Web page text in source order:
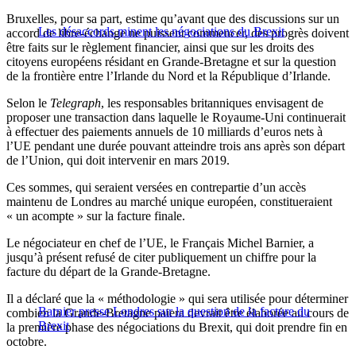
Les désaccords minent les négociations du Brexit
Bruxelles, pour sa part, estime qu’avant que des discussions sur un
accord de libre-échange ne puissent commencer, des progrès doivent
être faits sur le règlement financier, ainsi que sur les droits des
citoyens européens résidant en Grande-Bretagne et sur la question
de la frontière entre l’Irlande du Nord et la République d’Irlande.
Selon le Telegraph, les responsables britanniques envisagent de
proposer une transaction dans laquelle le Royaume-Uni continuerait
à effectuer des paiements annuels de 10 milliards d’euros nets à
l’UE pendant une durée pouvant atteindre trois ans après son départ
de l’Union, qui doit intervenir en mars 2019.
Ces sommes, qui seraient versées en contrepartie d’un accès
maintenu de Londres au marché unique européen, constitueraient
« un acompte » sur la facture finale.
Le négociateur en chef de l’UE, le Français Michel Barnier, a
jusqu’à présent refusé de citer publiquement un chiffre pour la
facture du départ de la Grande-Bretagne.
Barnier presse Londres sur la question de la facture du
Brexit
Il a déclaré que la « méthodologie » qui sera utilisée pour déterminer
combien la Grande-Bretagne paiera devrait être élaborée au cours de
la première phase des négociations du Brexit, qui doit prendre fin en
octobre.